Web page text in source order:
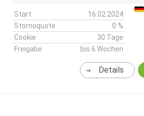
Start
16.02.2024
Stornoquote
0 %
Cookie
30 Tage
Freigabe
bis 6 Wochen
Details